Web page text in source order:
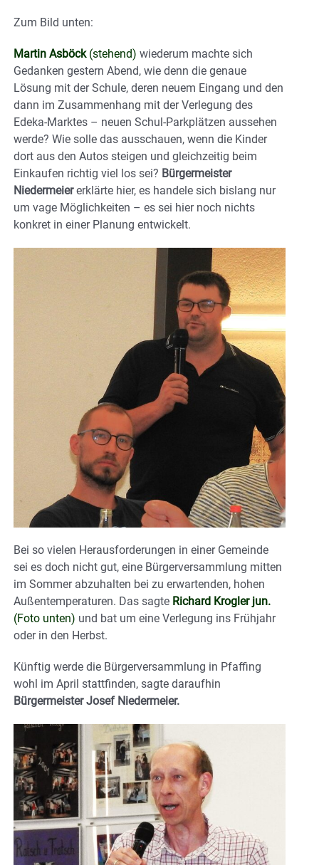
Zum Bild unten:
Martin Asböck(stehend) wiederum machte sich
Gedanken gestern Abend, wie denn die genaue
Lösung mit der Schule, deren neuem Eingang und den
dann im Zusammenhang mit der Verlegung des
Edeka-Marktes – neuen Schul-Parkplätzen aussehen
werde? Wie solle das ausschauen, wenn die Kinder
dort aus den Autos steigen und gleichzeitig beim
Einkaufen richtig viel los sei? Bürgermeister
Niedermeiererklärte hier, es handele sich bislang nur
um vage Möglichkeiten – es sei hier noch nichts
konkret in einer Planung entwickelt.
Bei so vielen Herausforderungen in einer Gemeinde
sei es doch nicht gut, eine Bürgerversammlung mitten
im Sommer abzuhalten bei zu erwartenden, hohen
Außentemperaturen. Das sagte Richard Krogler jun.
(Foto unten) und bat um eine Verlegung ins Frühjahr
oder in den Herbst.
Künftig werde die Bürgerversammlung in Pfaffing
wohl im April stattfinden, sagte daraufhin
Bürgermeister Josef Niedermeier.